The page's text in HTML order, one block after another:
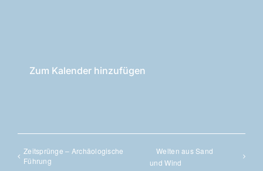
Zum Kalender hinzufügen
Zeit­sprün­ge – Archäo­lo­gi­sche
Führung
Wel­ten aus Sand
und Wind